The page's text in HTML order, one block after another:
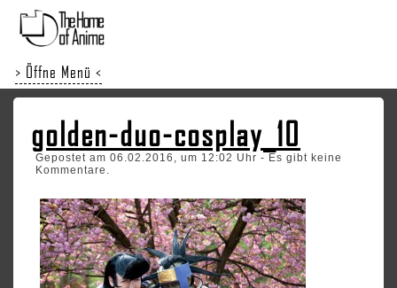
> Öffne Menü <
golden-duo-cosplay_10
Gepostet am 06.02.2016, um 12:02 Uhr - Es gibt keine
Kommentare.